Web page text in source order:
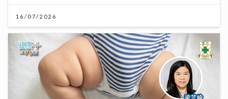
16/07/2026